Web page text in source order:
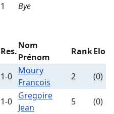
1
Bye
Res.
Nom
Prénom
RankElo
1-0
Moury
Francois
2 (0)
1-0
Gregoire
Jean
5
(0)